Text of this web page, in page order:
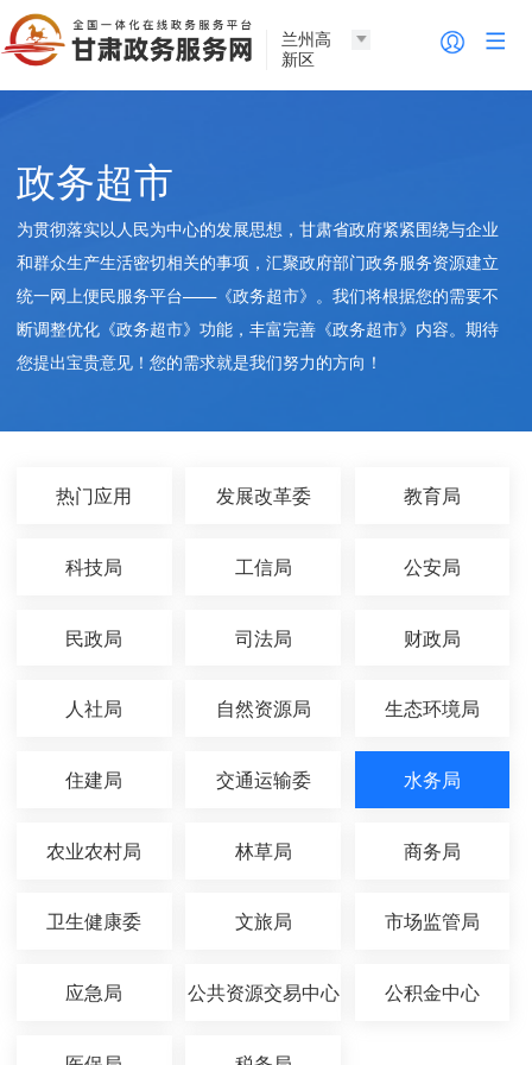
兰州高
新区
政务超市
为贯彻落实以人民为中心的发展思想，甘肃省政府紧紧围绕与企业
和群众生产生活密切相关的事项，汇聚政府部门政务服务资源建立
统一网上便民服务平台——《政务超市》。我们将根据您的需要不
断调整优化《政务超市》功能，丰富完善《政务超市》内容。期待
您提出宝贵意见！您的需求就是我们努力的方向！
热门应用 发展改革委 教育局
科技局 工信局 公安局
民政局 司法局 财政局
人社局 自然资源局 生态环境局
住建局 交通运输委 水务局
农业农村局 林草局 商务局
卫生健康委 文旅局 市场监管局
应急局 公共资源交易中心 公积金中心